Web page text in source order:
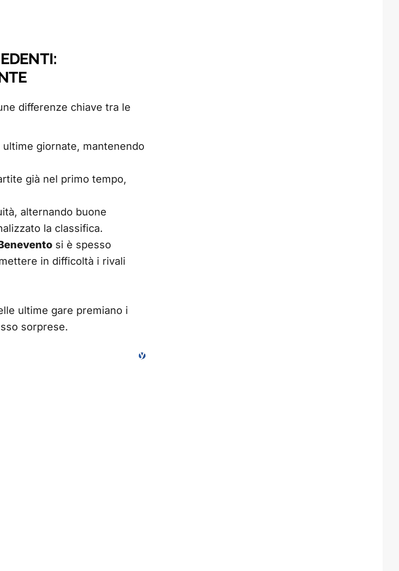
differenze chiave tra le
giornate, mantenendo
già nel primo tempo,
alternando buone
la classifica.
si è spesso
in difficoltà i rivali
ultime gare premiano i
sorprese.